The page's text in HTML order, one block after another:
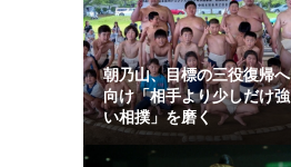
朝乃山、目標の三役復帰へ
向け「相手より少しだけ強
い相撲」を磨く